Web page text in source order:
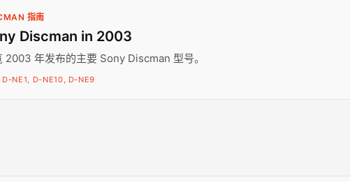
指南
Discman in 2003
2003 年发布的主要 Sony Discman 型号。
D-NE1, D-NE10, D-NE9